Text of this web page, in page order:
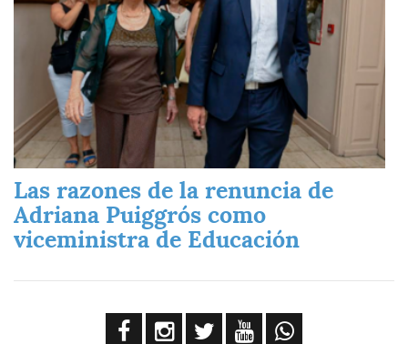
Las razones de la renuncia de
Adriana Puiggrós como
viceministra de Educación